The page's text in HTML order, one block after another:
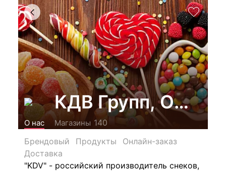
КДВ Групп, ООО
О нас Магазины 140
Брендовый
Продукты
Онлайн-заказ
Доставка
"KDV" - российский производитель снеков,